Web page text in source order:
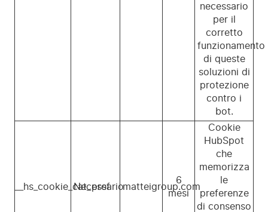
necessario
per il
corretto
funzionamento
di queste
soluzioni di
protezione
contro i
bot.
__hs_cookie_cat_pref
Necessariomatteigroup.com
6
mesi
Cookie
HubSpot
che
memorizza
le
preferenze
di consenso